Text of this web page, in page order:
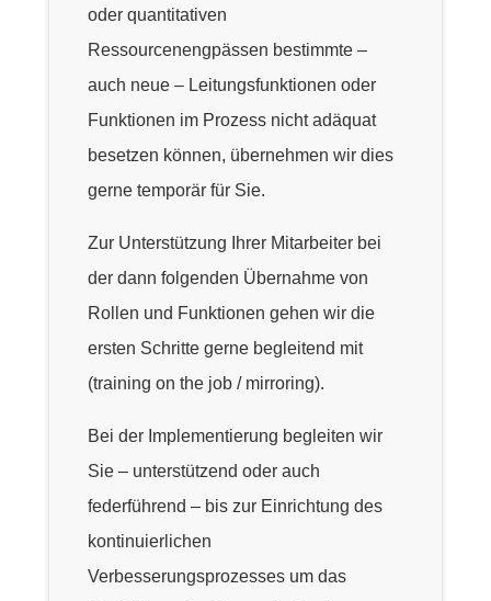
oder quantitativen
Ressourcenengpässen bestimmte –
auch neue – Leitungsfunktionen oder
Funktionen im Prozess nicht adäquat
besetzen können, übernehmen wir dies
gerne temporär für Sie.
Zur Unterstützung Ihrer Mitarbeiter bei
der dann folgenden Übernahme von
Rollen und Funktionen gehen wir die
ersten Schritte gerne begleitend mit
(training on the job / mirroring).
Bei der Implementierung begleiten wir
Sie – unterstützend oder auch
federführend – bis zur Einrichtung des
kontinuierlichen
Verbesserungsprozesses um das